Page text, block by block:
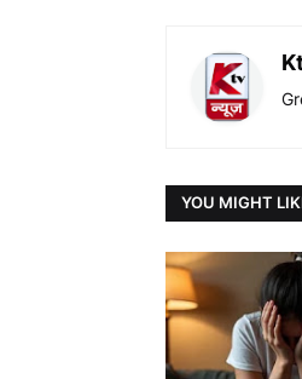
YOU MIGHT